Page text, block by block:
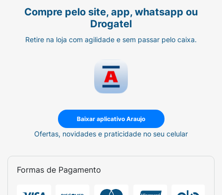
Compre pelo site, app, whatsapp ou
Drogatel
Retire na loja com agilidade e sem passar pelo caixa.
Baixar aplicativo Araujo
Ofertas, novidades e praticidade no seu celular
Formas de Pagamento